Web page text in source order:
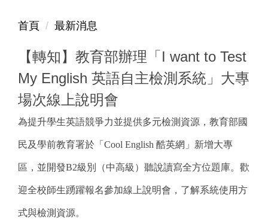
首頁 最新消息
【轉知】教育部辦理「I want to Test
My English 英語自主檢測系統」大專
場次線上說明會
為提升學生英語競爭力並提供多元檢測資源，教育部國
民及學前教育署於「Cool English 酷英網」新增大專
區，並開發B2級別（中高級）聽說讀寫全方位題庫。歡
迎全校師生踴躍報名參加線上說明會，了解系統使用方
式與檢測資源。